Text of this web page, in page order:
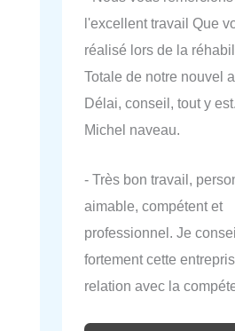
l'excellent travail Que
réalisé lors de la
Totale de notre nouvel
Délai, conseil, tout y
Michel naveau.
- Très bon travail,
aimable, compétent et
professionnel. Je
fortement cette
relation avec la